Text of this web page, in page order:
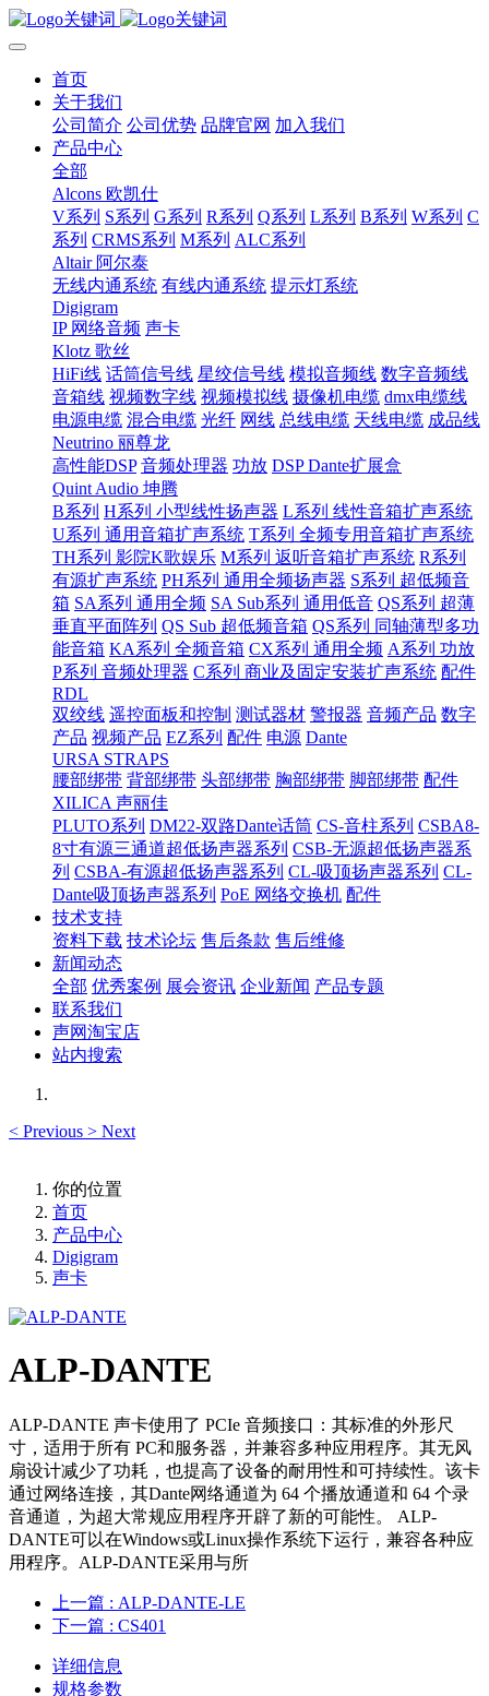
首页
关于我们
公司简介 公司优势 品牌官网 加入我们
产品中心
全部
Alcons 欧凯仕
V系列 S系列 G系列 R系列 Q系列 L系列 B系列 W系列 C
系列 CRMS系列 M系列 ALC系列
Altair 阿尔泰
无线内通系统 有线内通系统 提示灯系统
Digigram
IP 网络音频 声卡
Klotz 歌丝
HiFi线 话筒信号线 星绞信号线 模拟音频线 数字音频线
音箱线 视频数字线 视频模拟线 摄像机电缆 dmx电缆线
电源电缆 混合电缆 光纤 网线 总线电缆 天线电缆 成品线
Neutrino 丽尊龙
高性能DSP 音频处理器 功放 DSP Dante扩展盒
Quint Audio 坤腾
B系列 H系列 小型线性扬声器 L系列 线性音箱扩声系统
U系列 通用音箱扩声系统 T系列 全频专用音箱扩声系统
TH系列 影院K歌娱乐 M系列 返听音箱扩声系统 R系列
有源扩声系统 PH系列 通用全频扬声器 S系列 超低频音
箱 SA系列 通用全频 SA Sub系列 通用低音 QS系列 超薄
垂直平面阵列 QS Sub 超低频音箱 QS系列 同轴薄型多功
能音箱 KA系列 全频音箱 CX系列 通用全频 A系列 功放
P系列 音频处理器 C系列 商业及固定安装扩声系统 配件
RDL
双绞线 遥控面板和控制 测试器材 警报器 音频产品 数字
产品 视频产品 EZ系列 配件 电源 Dante
URSA STRAPS
腰部绑带 背部绑带 头部绑带 胸部绑带 脚部绑带 配件
XILICA 声丽佳
PLUTO系列 DM22-双路Dante话筒 CS-音柱系列 CSBA8-
8寸有源三通道超低扬声器系列 CSB-无源超低扬声器系
列 CSBA-有源超低扬声器系列 CL-吸顶扬声器系列 CL-
Dante吸顶扬声器系列 PoE 网络交换机 配件
技术支持
资料下载 技术论坛 售后条款 售后维修
新闻动态
全部 优秀案例 展会资讯 企业新闻 产品专题
联系我们
声网淘宝店
站内搜索
< Previous > Next
你的位置
首页
产品中心
Digigram
声卡
ALP-DANTE
ALP-DANTE 声卡使用了 PCIe 音频接口：其标准的外形尺
寸，适用于所有 PC和服务器，并兼容多种应用程序。其无风
扇设计减少了功耗，也提高了设备的耐用性和可持续性。该卡
通过网络连接，其Dante网络通道为 64 个播放通道和 64 个录
音通道，为超大常规应用程序开辟了新的可能性。 ALP-
DANTE可以在Windows或Linux操作系统下运行，兼容各种应
用程序。ALP-DANTE采用与所
上一篇 : ALP-DANTE-LE
下一篇 : CS401
详细信息
规格参数